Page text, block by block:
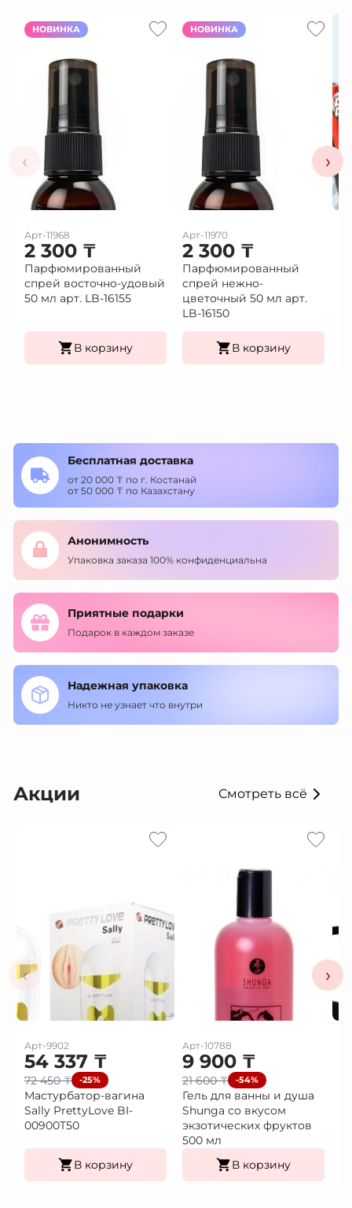
‹
НОВИНКА
Арт-11968
2 300 ₸
Парфюмированный
спрей восточно-удовый
50 мл арт. LB-16155
В корзину
НОВИНКА
Арт-11970
2 300 ₸
Парфюмированный
спрей нежно-
цветочный 50 мл арт.
LB-16150
В корзину
›
Бесплатная доставка
от 20 000 ₸ по г. Костанай
от 50 000 ₸ по Казахстану
Анонимность
Упаковка заказа 100% конфиденциальна
Приятные подарки
Подарок в каждом заказе
Надежная упаковка
Никто не узнает что внутри
Акции Смотреть всё
‹
Арт-9902
54 337 ₸
72 450₸ -25%
Мастурбатор-вагина
Sally PrettyLove BI-
00900T50
В корзину
Арт-10788
9 900 ₸
21 600₸ -54%
Гель для ванны и душа
Shunga со вкусом
экзотических фруктов
500 мл
В корзину
›